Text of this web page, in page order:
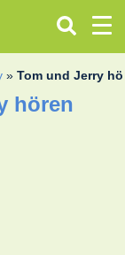
»Tom und Jerry
hören